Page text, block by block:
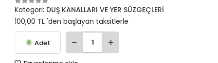
Kategori: DUŞ KANALLARI VE YER SÜZGEÇLERİ
100,00 TL 'den başlayan taksitlerle
Adet